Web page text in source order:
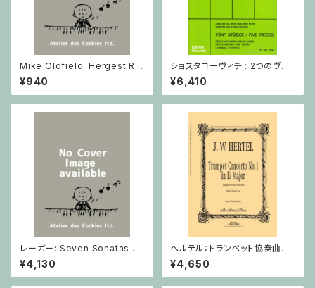
Mike Oldfield: Hergest Rid
ge / ピアノ
¥940
ショスタコーヴィチ : 2つのヴァ
イオリンとピアノのための 5つの
小品 / ヴァイオリン2とピアノ
¥6,410
レーガー: Seven Sonatas o
p. 91 Heft 2 / ヴァイオリン
¥4,130
ヘルテル：トランペット協奏曲第1
番 変ホ長調/トランペット・ピア
ノ
¥4,650